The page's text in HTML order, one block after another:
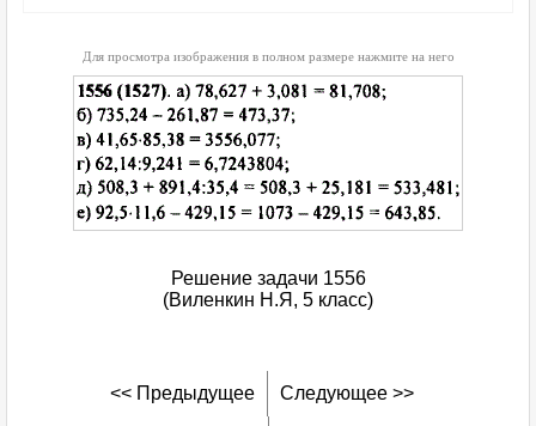
Для просмотра изображения в полном размере нажмите на него
Решение задачи 1556
(Виленкин Н.Я, 5 класс)
<< Предыдущее Следующее >>